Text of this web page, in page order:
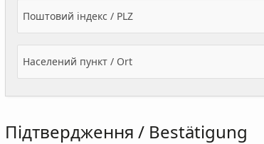
Поштовий індекс / PLZ
Населений пункт / Ort
Підтвердження / Bestätigung